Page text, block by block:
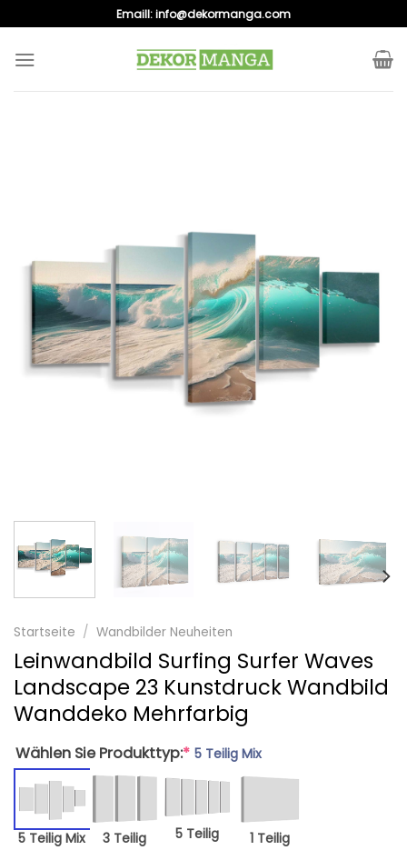
to
content
Emaill:info@dekormanga.com
Startseite / Wandbilder Neuheiten
Leinwandbild Surfing Surfer Waves
Landscape 23 Kunstdruck Wandbild
Wanddeko Mehrfarbig
Wählen Sie Produkttyp:* 5 Teilig Mix
5 Teilig Mix 3 Teilig 5 Teilig 1 Teilig